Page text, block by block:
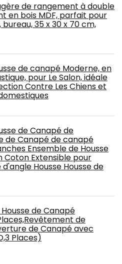
de rangement à double
en bois MDF, parfait pour
35 x 30 x 70 cm,
de canapé Moderne, en
pour Le Salon, idéale
Contre Les Chiens et
de Canapé de
de Canapé de canapé
Ensemble de Housse
Coton Extensible pour
Housse Housse de
de Canapé
de
de Canapé avec
Places)